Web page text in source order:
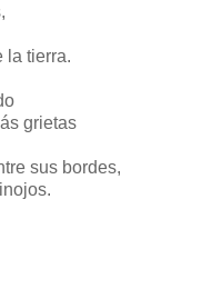
la tierra.
grietas
sus bordes,